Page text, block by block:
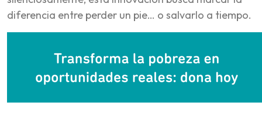
diferencia entre perder un pie… o salvarlo a tiempo.